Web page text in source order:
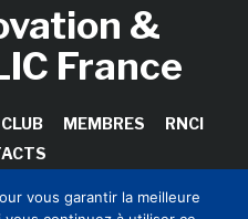
&
France
MEMBRES
RNCI
vous garantir la meilleure